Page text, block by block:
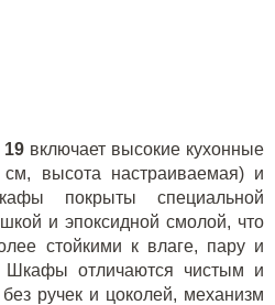
19 включает высокие кухонные
высота настраиваемая) и
покрыты специальной
и эпоксидной смолой, что
стойкими к влаге, пару и
Шкафы отличаются чистым и
ручек и цоколей, механизм